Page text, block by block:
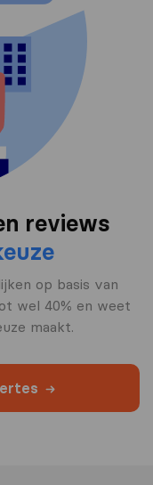
reviews
op basis van
wel 40% en weet
maakt.